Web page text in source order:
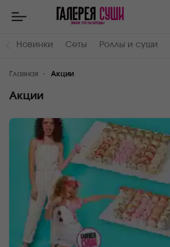
Новинки Сеты Роллы и суши
Главная Акции
Акции